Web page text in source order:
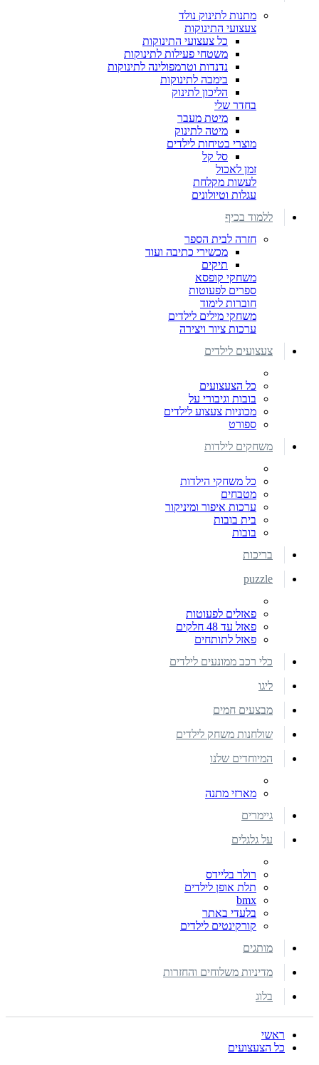
מתנות לתינוק נולד
צעצועי התינוקות
כל צעצועי התינוקות
משטחי פעילות לתינוקות
נדנדות וטרמפולינה לתינוקות
בימבה לתינוקות
הליכון לתינוק
בחדר שלי
מיטת מעבר
מיטה לתינוק
מוצרי בטיחות לילדים
סל קל
זמן לאכול
לעשות מקלחת
עגלות וטיולונים
ללמוד בכיף
חזרה לבית הספר
מכשירי כתיבה ועוד
תיקים
משחקי קופסא
ספרים לפעוטות
חוברות לימוד
משחקי מילים לילדים
ערכות ציור ויצירה
צעצועים לילדים
כל הצעצועים
בובות וגיבורי על
מכוניות צעצוע לילדים
ספורט
משחקים לילדות
כל משחקי הילדות
מטבחים
ערכות איפור ומיניקור
בית בובות
בובות
בריכות
puzzle
פאזלים לפעוטות
פאזל עד 48 חלקים
פאזל לתותחים
כלי רכב ממונעים לילדים
ליגו
מבצעים חמים
שולחנות משחק לילדים
המיוחדים שלנו
מארזי מתנה
גיימרים
על גלגלים
רולר בליידס
תלת אופן לילדים
bmx
בלעדי באתר
קורקינטים לילדים
מותגים
מדיניות משלוחים והחזרות
בלוג
ראשי
כל הצעצועים